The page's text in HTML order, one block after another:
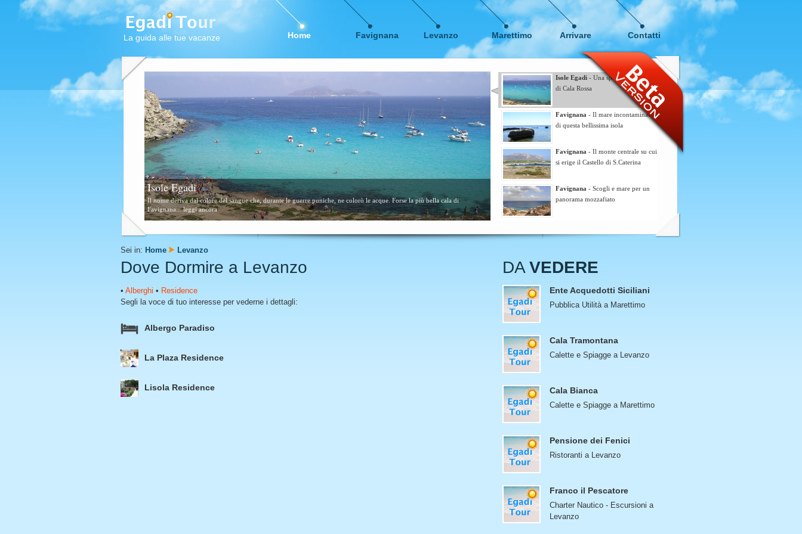
La guida alle tue vacanze Home Favignana Levanzo Marettimo Arrivare Contatti
Isole Egadi - Una splendita veduta
di Cala Rossa
Favignana - Il mare incontaminato
di questa bellissima isola
Favignana - Il monte centrale su cui
si erige il Castello di S.Caterina
Favignana - Scogli e mare per un
panorama mozzafiato
Favignana
Questa zona è formata da scogli e piccolissime calette sabbiose. Consigliata a tutti, specialmente ai bambini....leggi ancora
Sei in: Home Levanzo
Dove Dormire a Levanzo
• Alberghi • Residence
Segli la voce di tuo interesse per vederne i dettagli:
Albergo Paradiso
La Plaza Residence
Lisola Residence
DA VEDERE
Ente Acquedotti Siciliani
Pubblica Utilità a Marettimo
Cala Tramontana
Calette e Spiagge a Levanzo
Cala Bianca
Calette e Spiagge a Marettimo
Pensione dei Fenici
Ristoranti a Levanzo
Franco il Pescatore
Charter Nautico - Escursioni a
Levanzo